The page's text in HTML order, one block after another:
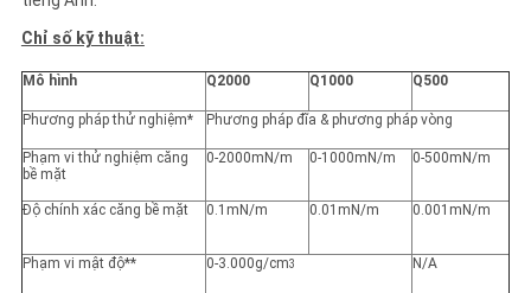
Chỉ số kỹ thuật:
Mô hình Q2000 Q1000 Q500
Phương pháp thử nghiệm* Phương pháp đĩa & phương pháp vòng
Phạm vi thử nghiệm căng
bề mặt
0-2000mN/m 0-1000mN/m 0-500mN/m
Độ chính xác căng bề mặt 0.1mN/m 0.01mN/m 0.001mN/m
Phạm vi mật độ** 0-3.000g/cm3 N/A